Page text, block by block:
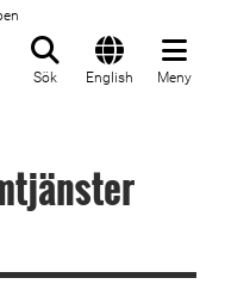
Sök English Meny